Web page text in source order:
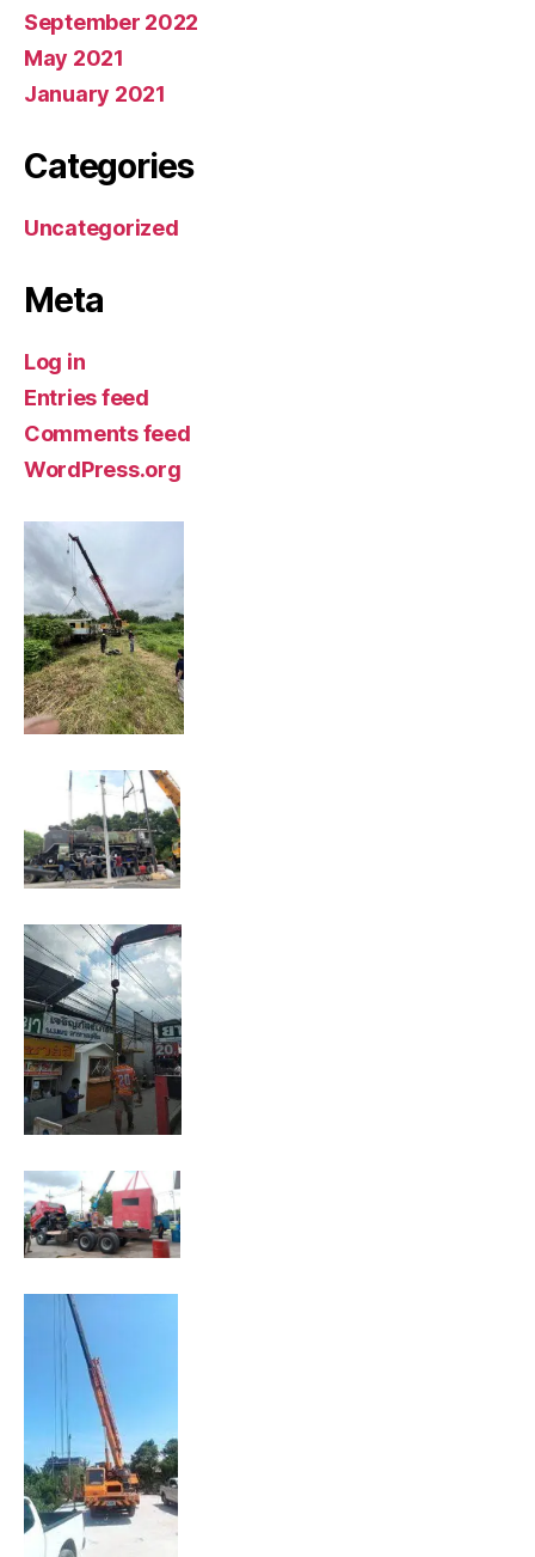
September 2022
May 2021
January 2021
Categories
Uncategorized
Meta
Log in
Entries feed
Comments feed
WordPress.org